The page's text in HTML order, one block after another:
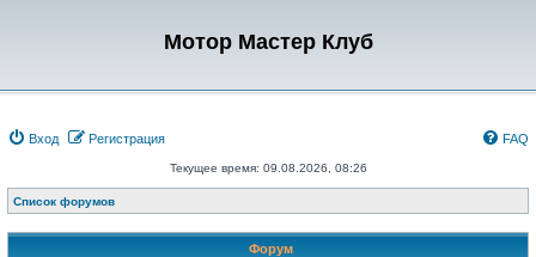
Мотор Мастер Клуб
Вход Регистрация FAQ
Текущее время: 09.08.2026, 08:26
Список форумов
Форум